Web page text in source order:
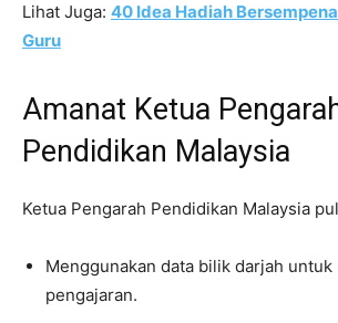
Lihat Juga: 40 Idea Hadiah
Guru
Amanat Ketua
Pendidikan Malaysia
Ketua Pengarah Pendidikan Malaysia
Menggunakan data bilik darjah
pengajaran.